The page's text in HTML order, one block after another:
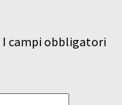
I campi obbligatori